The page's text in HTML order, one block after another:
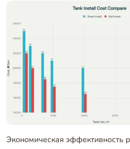
Экономическая эффективность